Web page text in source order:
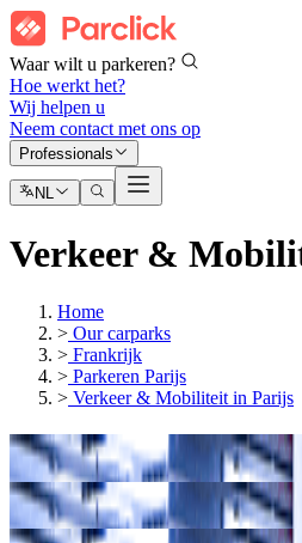
Waar wilt u parkeren?
Hoe werkt het?
Wij helpen u
Neem contact met ons op
Professionals
NL
Verkeer &
Home
> Our carparks
> Frankrijk
> Parkeren Parijs
> Verkeer & Mobiliteit in Parijs
Onze parkeergarages in Park en
Onze parkeergarages in
Onze parkeergarages in Porte